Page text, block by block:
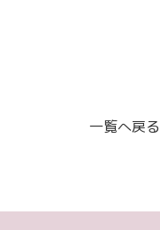
一覧へ戻る